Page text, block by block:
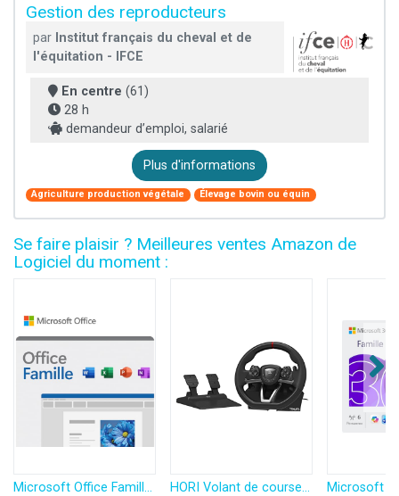
Gestion des reproducteurs
par Institut français du cheval et de
l'équitation - IFCE
En centre (61)
28 h
demandeur d’emploi, salarié
Plus d'informations
Agriculture production végétale Élevage bovin ou équin
Se faire plaisir ? Meilleures ventes Amazon de
Logiciel du moment :
Microsoft Office Famille 2024 | Code d'activation envoyé par email
HORI Volant de course APEX pour Playstation 5, Playstation 4 et PC - Licence officielle Sony